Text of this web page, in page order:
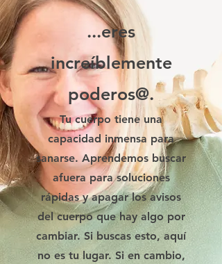
...eres
increíblemente
poderos@.
Tu cuerpo tiene una
capacidad inmensa para
sanarse. Aprendemos buscar
afuera para soluciones
rápidas y apagar los avisos
del cuerpo que hay algo por
cambiar. Si buscas esto, aquí
no es tu lugar. Si en cambio,